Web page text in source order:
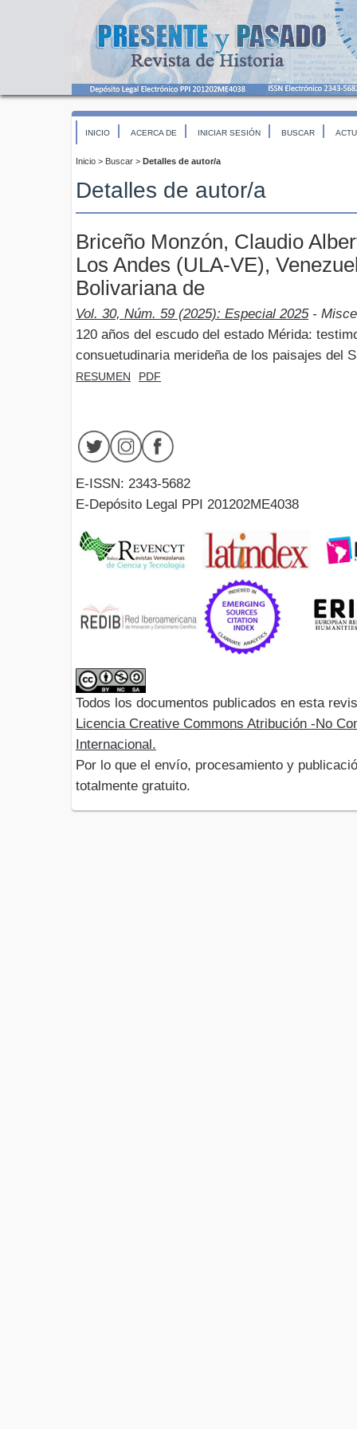
INICIO ACERCA DE INICIAR SESIÓN BUSCAR
Inicio > Buscar > Detalles de autor/a
Detalles de autor/a
Briceño Monzón, Claudio
Los Andes (ULA-VE),
Bolivariana de
Vol. 30, Núm. 59 (2025): Especial 2025-
120 años del escudo del estado Mérida:
consuetudinaria merideña de los paisajes del
RESUMEN PDF
E-ISSN: 2343-5682
E-Depósito Legal PPI 201202ME4038
Todos los documentos publicados en esta
Licencia Creative Commons Atribución -No
Internacional.
Por lo que el envío, procesamiento y
totalmente gratuito.